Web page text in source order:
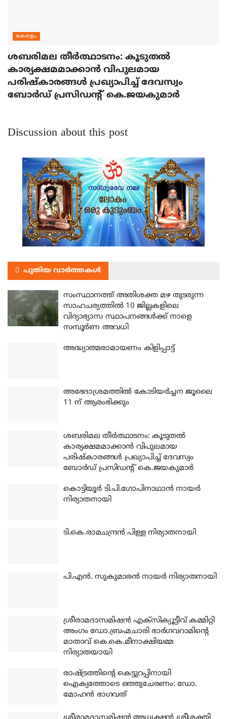
കേരളം
ശബരിമല തീര്‍ത്ഥാടനം: കൂടുതല്‍
കാര്യക്ഷമമാക്കാന്‍ വിപുലമായ
പരിഷ്‌കാരങ്ങള്‍ പ്രഖ്യാപിച്ച് ദേവസ്വം
ബോര്‍ഡ് പ്രസിഡന്റ് കെ.ജയകുമാര്‍
Discussion about this post
പുതിയ വാർത്തകൾ
സംസ്ഥാനത്ത് അതിശക്ത മഴ തുടരുന്ന
സാഹചര്യത്തിൽ 10 ജില്ലകളിലെ
വിദ്യാഭ്യാസ സ്ഥാപനങ്ങൾക്ക് നാളെ
സമ്പൂർണ അവധി
അദ്ധ്യാത്മരാമായണം കിളിപ്പാട്ട്
അഭേദാശ്രമത്തില്‍ കോടിയര്‍ച്ചന ജൂലൈ
11 ന് ആരംഭിക്കും
ശബരിമല തീര്‍ത്ഥാടനം: കൂടുതല്‍
കാര്യക്ഷമമാക്കാന്‍ വിപുലമായ
പരിഷ്‌കാരങ്ങള്‍ പ്രഖ്യാപിച്ച് ദേവസ്വം
ബോര്‍ഡ് പ്രസിഡന്റ് കെ.ജയകുമാര്‍
കൊട്ടിയൂര്‍ ടി.പി.ഗോപിനാഥാന്‍ നായര്‍
നിര്യാതനായി
ടി.കെ.രാമചന്ദ്രന്‍ പിള്ള നിര്യാതനായി
പി.എന്‍. സുകുമാരന്‍ നായര്‍ നിര്യാതനായി
ശ്രീരാമദാസമിഷന്‍ എക്‌സിക്യൂട്ടീവ് കമ്മിറ്റി
അംഗം ഡോ.ബ്രഹ്മചാരി ഭാര്‍ഗവറാമിന്റെ
മാതാവ് കെ.കെ.മീനാക്ഷിയമ്മ
നിര്യാതയായി
രാഷ്ട്രത്തിന്റെ കെട്ടുറപ്പിനായി
ഐക്യത്തോടെ ഒത്തുചേരണം: ഡോ.
മോഹന്‍ ഭാഗവത്